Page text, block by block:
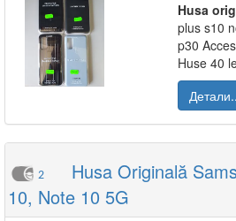
Husa
plus s10
p30
Huse 40
2
Husa Originală
10, Note 10 5G